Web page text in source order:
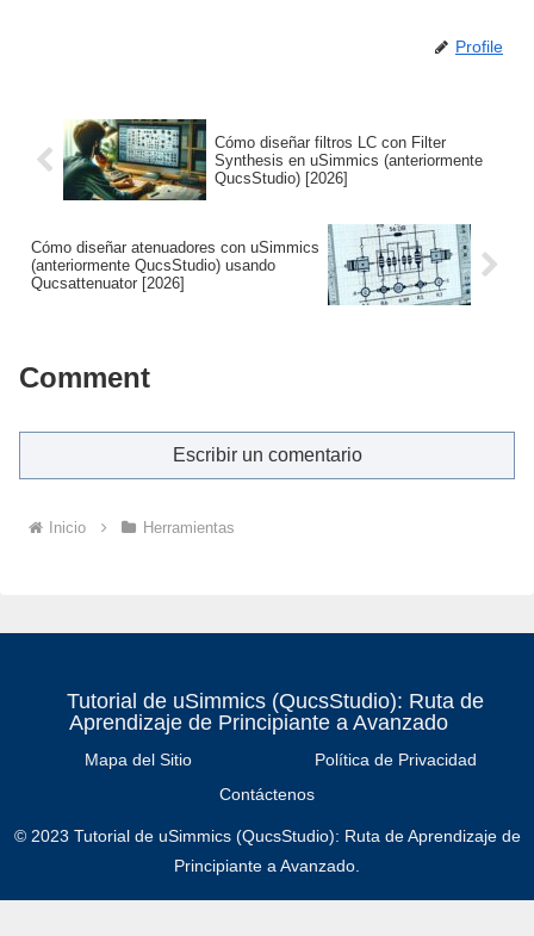
Profile
Cómo diseñar filtros LC con Filter
Synthesis en uSimmics (anteriormente
QucsStudio) [2026]
Cómo diseñar atenuadores con uSimmics
(anteriormente QucsStudio) usando
Qucsattenuator [2026]
Comment
Escribir un comentario
Inicio Herramientas
Tutorial de uSimmics (QucsStudio): Ruta de
Aprendizaje de Principiante a Avanzado
Mapa del Sitio
Política de Privacidad
Contáctenos
© 2023 Tutorial de uSimmics (QucsStudio): Ruta de Aprendizaje de
Principiante a Avanzado.